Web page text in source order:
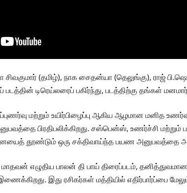
(தமிழ்), நாக சைதன்யா (தெலுங்கு), ராஜ்
டிரெய்லரைப் பகிர்ந்து, படத்திற்கு தங்கள்
மற்றும் உயிர்பிழைப்பு ஆகிய ஆழமான மனித
பிரதிபலிக்கிறது. சஸ்பென்ஸ், உணர்ச்சி மற்றும்
தூண்டும் ஒரு சக்திவாய்ந்த பயண அனுபவத்தை
மாதவன் எழுதிய பாலன் தி பாய் திரைப்படம்,
இது ரசிகர்கள் மத்தியில் எதிர்பார்ப்பை